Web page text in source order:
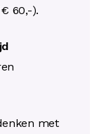
60,-).
met